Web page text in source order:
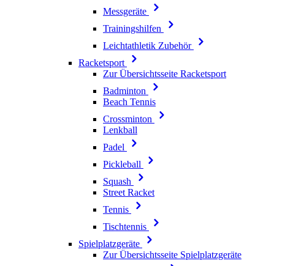
Messgeräte
Trainingshilfen
Leichtathletik Zubehör
Racketsport
Zur Übersichtsseite Racketsport
Badminton
Beach Tennis
Crossminton
Lenkball
Padel
Pickleball
Squash
Street Racket
Tennis
Tischtennis
Spielplatzgeräte
Zur Übersichtsseite Spielplatzgeräte